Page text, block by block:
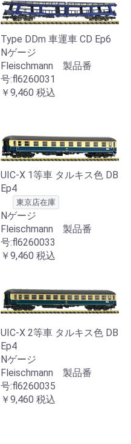
Type DDm 車運車 CD Ep6
Nゲージ
Fleischmann 製品番
号:fl6260031
￥9,460 税込
UIC-X 1等車 タルキス色 DB
Ep4
東京店在庫
Nゲージ
Fleischmann 製品番
号:fl6260033
￥9,460 税込
UIC-X 2等車 タルキス色 DB
Ep4
Nゲージ
Fleischmann 製品番
号:fl6260035
￥9,460 税込